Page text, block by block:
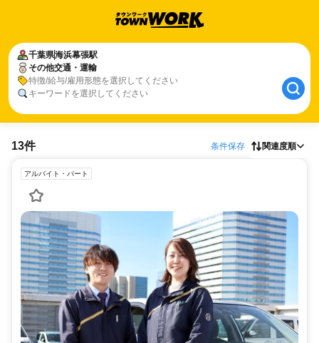
千葉県海浜幕張駅
その他交通・運輸
特徴/給与/雇用形態を選択してください
キーワードを選択してください
13件 条件保存 関連度順
アルバイト・パート